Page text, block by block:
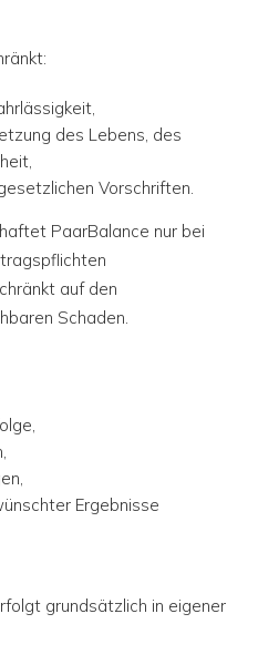
des Lebens, des
Vorschriften.
PaarBalance nur bei
auf den
Schaden.
Ergebnisse
grundsätzlich in eigener